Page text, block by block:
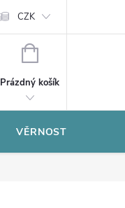
CZK
NÁKUPNÍ
Prázdný košík
VĚRNOSTNÍ